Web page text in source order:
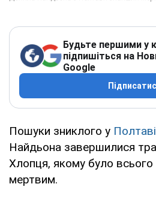
Будьте першими у
підпишіться на
Google
Пошуки зниклого у Полтаві
Найдьона завершилися
Хлопця, якому було
мертвим.